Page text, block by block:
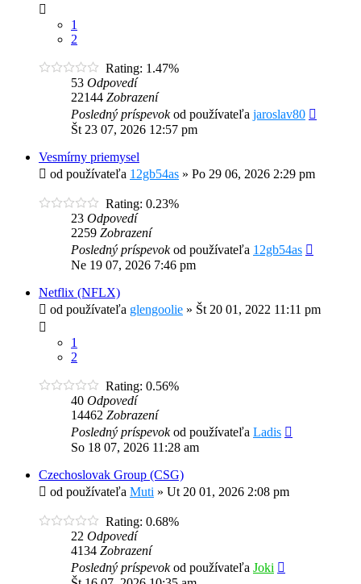
1
2
Rating: 1.47%
53 Odpovedí
22144 Zobrazení
Posledný príspevokod používateľa jaroslav80
Št 23 07, 2026 12:57 pm
Vesmírny priemysel
od používateľa 12gb54as » Po 29 06, 2026 2:29 pm
Rating: 0.23%
23 Odpovedí
2259 Zobrazení
Posledný príspevokod používateľa 12gb54as
Ne 19 07, 2026 7:46 pm
Netflix (NFLX)
od používateľa glengoolie » Št 20 01, 2022 11:11 pm
1
2
Rating: 0.56%
40 Odpovedí
14462 Zobrazení
Posledný príspevokod používateľa Ladis
So 18 07, 2026 11:28 am
Czechoslovak Group (CSG)
od používateľa Muti » Ut 20 01, 2026 2:08 pm
Rating: 0.68%
22 Odpovedí
4134 Zobrazení
Posledný príspevokod používateľa Joki